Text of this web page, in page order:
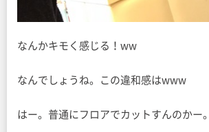
なんかキモく感じる！ww
なんでしょうね。この違和感はwww
はー。普通にフロアでカットすんのかー。